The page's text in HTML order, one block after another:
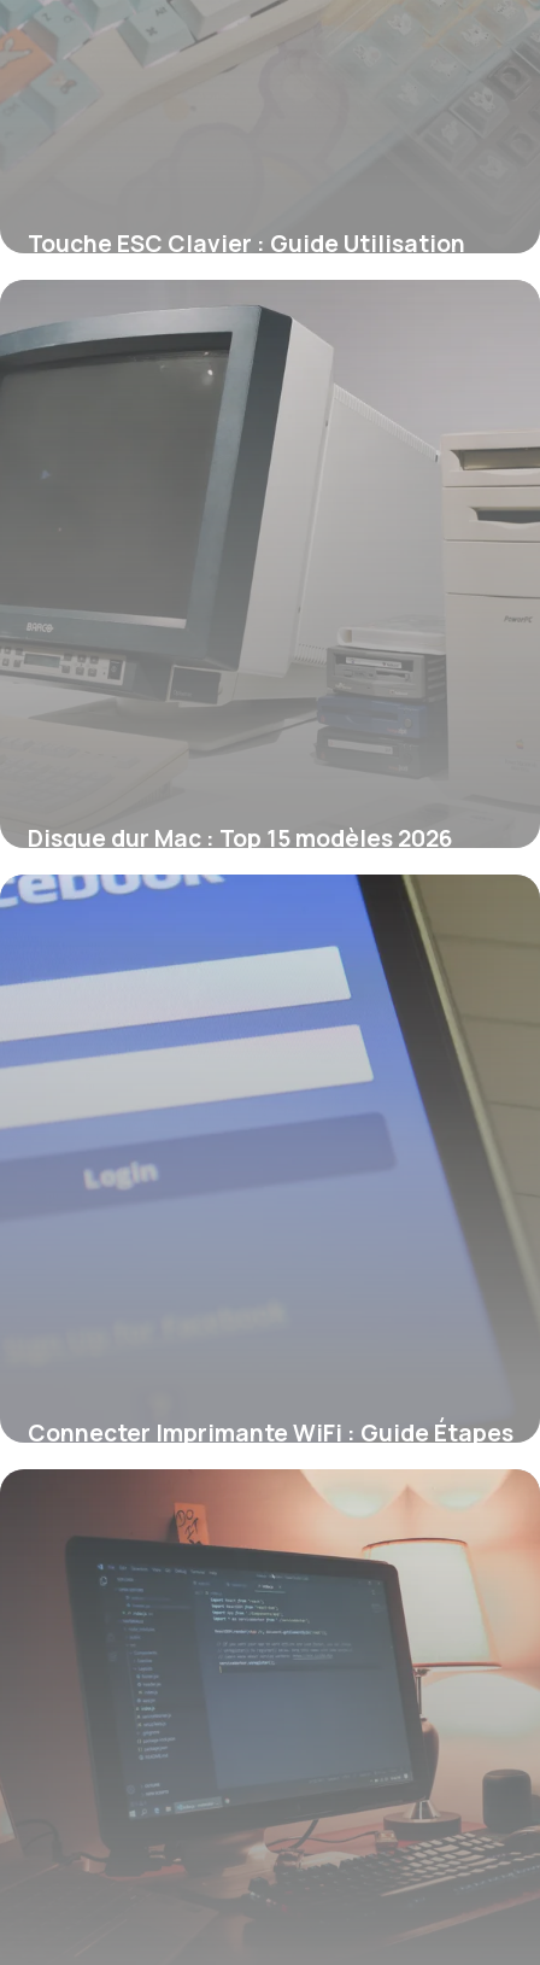
Touche ESC Clavier : Guide Utilisation
2026
11 juin 2026
Disque dur Mac : Top 15 modèles 2026
10 juin 2026
Connecter Imprimante WiFi : Guide Étapes
9 juin 2026